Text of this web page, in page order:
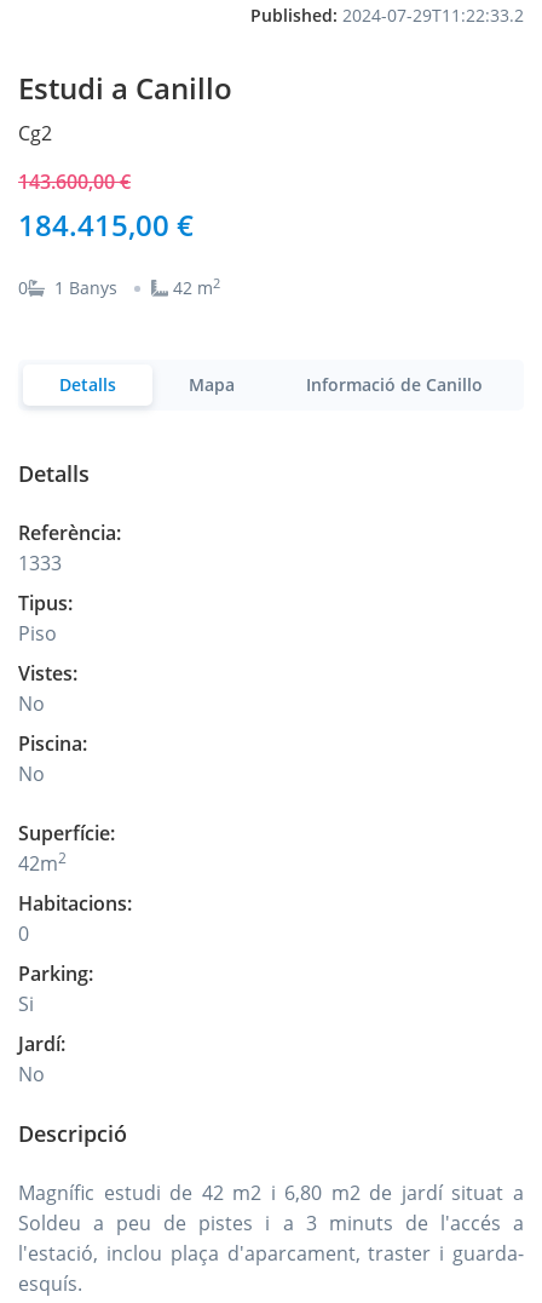
Published: 2024-07-29T11:22:33.2
Estudi a Canillo
Cg2
143.600,00 €
184.415,00 €
0 1 Banys 42 m2
Detalls Mapa Informació de Canillo
Detalls
Referència:
1333
Tipus:
Piso
Vistes:
No
Piscina:
No
Superfície:
42m2
Habitacions:
0
Parking:
Si
Jardí:
No
Descripció
Magnífic estudi de 42 m2 i 6,80 m2 de jardí situat a
Soldeu a peu de pistes i a 3 minuts de l'accés a
l'estació, inclou plaça d'aparcament, traster i guarda-
esquís.